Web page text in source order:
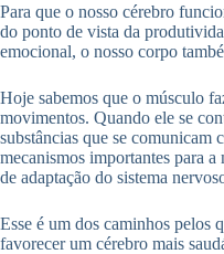
Para que o nosso cérebro
do ponto de vista da
emocional, o nosso corpo
Hoje sabemos que o músculo
movimentos. Quando ele se
substâncias que se comunicam
mecanismos importantes para
de adaptação do sistema
Esse é um dos caminhos pelos
favorecer um cérebro mais